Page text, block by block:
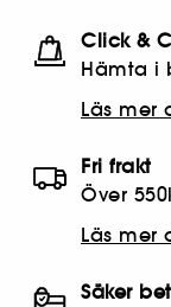
Click &
Hämta i
Läs mer
Fri frakt
Över
Läs mer
Säker